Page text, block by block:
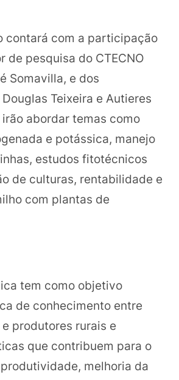
contará com a participação
de pesquisa do CTECNO
Somavilla, e dos
Teixeira e Autieres
irão abordar temas como
e potássica, manejo
estudos fitotécnicos
de culturas, rentabilidade e
com plantas de
tem como objetivo
de conhecimento entre
produtores rurais e
que contribuem para o
melhoria da